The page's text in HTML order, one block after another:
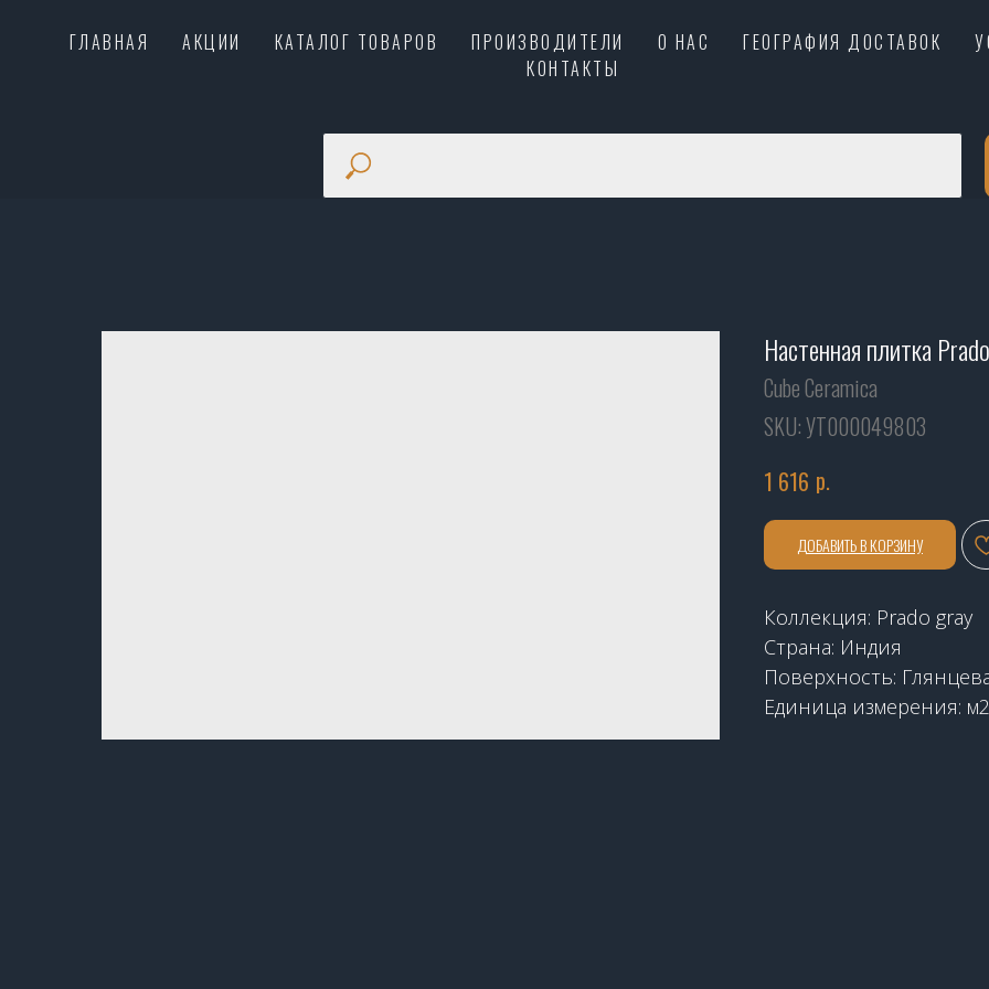
ГЛАВНАЯ АКЦИИ КАТАЛОГ ТОВАРОВ ПРОИЗВОДИТЕЛИ О НАС ГЕОГРАФИЯ ДОСТАВОК
КОНТАКТЫ
Настенная плитка
Cube Ceramica
SKU:УТ000049803
1 616 р.
ДОБАВИТЬ В КОРЗИНУ
Коллекция: Prado gray
Страна: Индия
Поверхность:
Единица измерения: м2